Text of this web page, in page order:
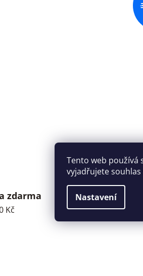
Tento web používá
vyjadřujete
Nastavení
zdarma
Kč